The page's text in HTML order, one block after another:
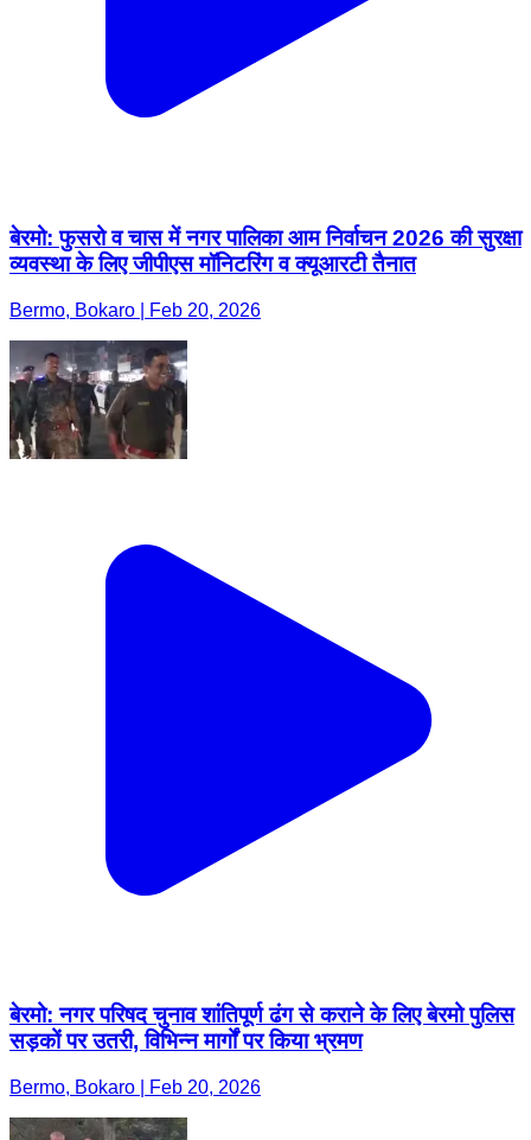
बेरमो: फुसरो व चास में नगर पालिका आम निर्वाचन 2026 की सुरक्षा
व्यवस्था के लिए जीपीएस मॉनिटरिंग व क्यूआरटी तैनात
Bermo, Bokaro | Feb 20, 2026
बेरमो: नगर परिषद चुनाव शांतिपूर्ण ढंग से कराने के लिए बेरमो पुलिस
सड़कों पर उतरी, विभिन्न मार्गों पर किया भ्रमण
Bermo, Bokaro | Feb 20, 2026